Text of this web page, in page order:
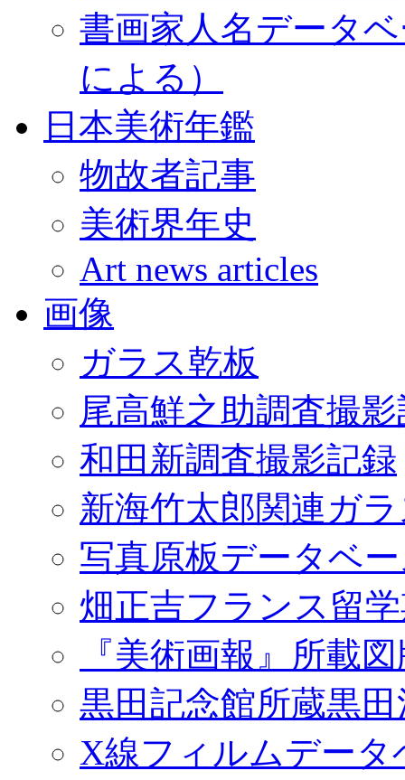
書画家人名データ
による）
日本美術年鑑
物故者記事
美術界年史
Art news articles
画像
ガラス乾板
尾高鮮之助調査撮
和田新調査撮影記録
新海竹太郎関連ガ
写真原板データベ
畑正吉フランス留
『美術画報』所載
黒田記念館所蔵黒
X線フィルムデータ